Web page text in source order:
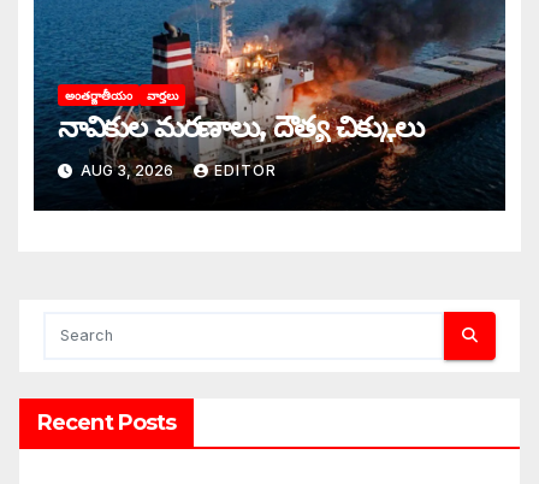
అంతర్జాతీయం వార్తలు
నావికుల మరణాలు, దౌత్య చిక్కులు
AUG 3, 2026 EDITOR
Recent Posts